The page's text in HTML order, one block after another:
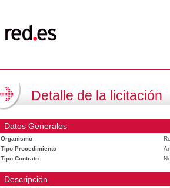
Detalle de la licitación
Datos Generales
Organismo
Tipo Procedimiento
Tipo Contrato
Descripción